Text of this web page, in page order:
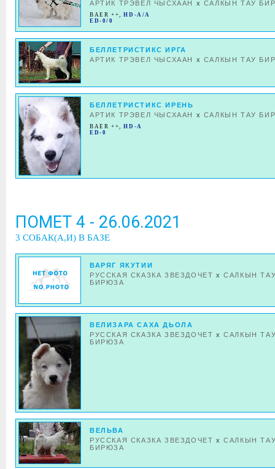
АРТИК ТРЭВЕЛ ЧЫСХААН x САЛКЫН ТАУ
BAER ++,HD-A/A
ED-0/0
БЕЛЛЕТРИСТИКС ИРГА
АРТИК ТРЭВЕЛ ЧЫСХААН
x САЛКЫН ТАУ
БЕЛЛЕТРИСТИКС ИРЕНЬ
АРТИК ТРЭВЕЛ ЧЫСХААН
x САЛКЫН ТАУ
BAER ++,HD-A
ED-0
ПОМЕТ 4 - 26.06.2021
3 СОБАК(А,И) В БАЗЕ
ВАРЯГ ЯКУТИИ
РУССКАЯ СКАЗКА ЗВЕЗДОЧЕТ xСАЛКЫН
БИРЮЗА
ВЕЛИЗАРА САХА ДЬОЛА
РУССКАЯ СКАЗКА ЗВЕЗДОЧЕТ xСАЛКЫН
БИРЮЗА
ВЕЛЬВА
РУССКАЯ СКАЗКА ЗВЕЗДОЧЕТ xСАЛКЫН
БИРЮЗА